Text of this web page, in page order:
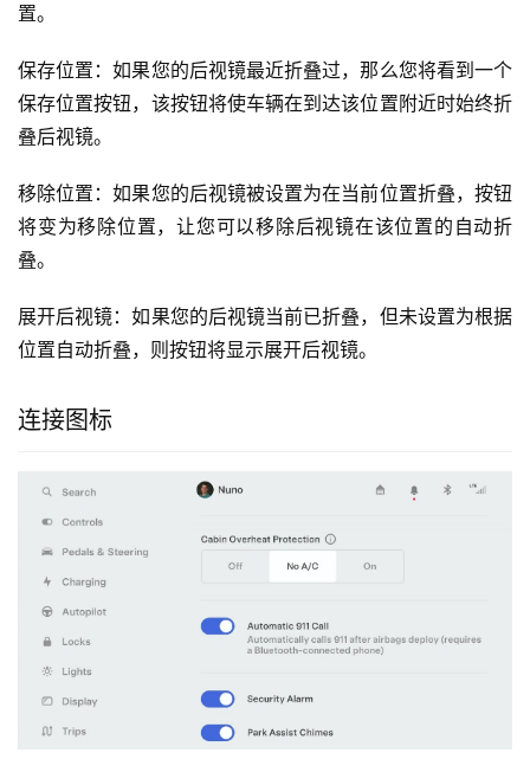
置。
保存位置：如果您的后视镜最近折叠过，那么您将看到一个
保存位置按钮，该按钮将使车辆在到达该位置附近时始终折
叠后视镜。
移除位置：如果您的后视镜被设置为在当前位置折叠，按钮
将变为移除位置，让您可以移除后视镜在该位置的自动折
叠。
展开后视镜：如果您的后视镜当前已折叠，但未设置为根据
位置自动折叠，则按钮将显示展开后视镜。
连接图标